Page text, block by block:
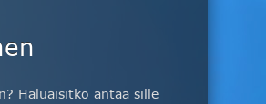
Haluaisitko antaa sille